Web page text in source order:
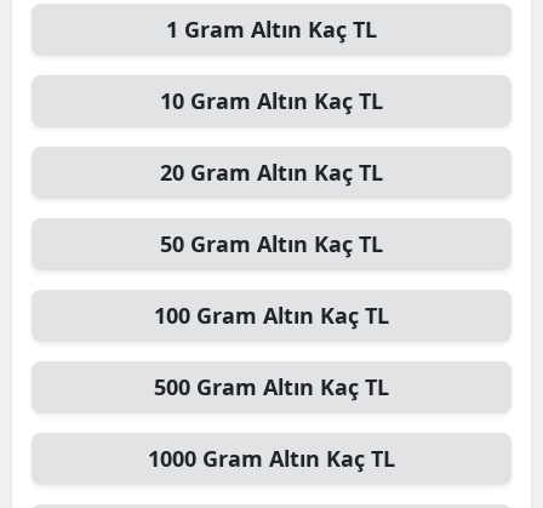
1 Gram Altın Kaç TL
10 Gram Altın Kaç TL
20 Gram Altın Kaç TL
50 Gram Altın Kaç TL
100 Gram Altın Kaç TL
500 Gram Altın Kaç TL
1000 Gram Altın Kaç TL